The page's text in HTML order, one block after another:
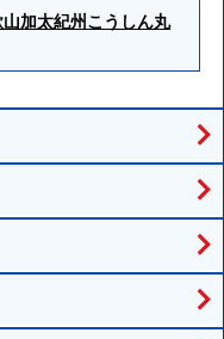
加太紀州こうしん丸